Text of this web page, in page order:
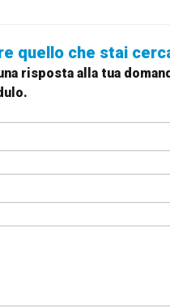
quello che stai
risposta alla tua